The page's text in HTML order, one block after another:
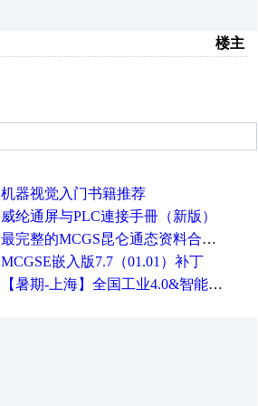
楼主
机器视觉入门书籍推荐
威纶通屏与PLC連接手冊（新版）
最完整的MCGS昆仑通态资料合集（书签版）.pdf
MCGSE嵌入版7.7（01.01）补丁
【暑期-上海】全国工业4.0&智能制造高级培训班通知！